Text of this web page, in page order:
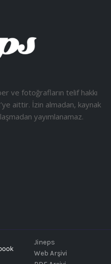
ve fotoğrafların telif hakkı
aittir. İzin almadan, kaynak
yayımlanamaz.
Jineps
Web Arşivi